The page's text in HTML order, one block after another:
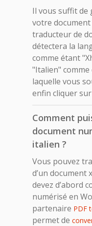
Il vous suffit de
votre
traducteur de
détectera la
comme étant
"Italien"
laquelle vous
enfin cliquer
Comment
document
italien ?
Vous pouvez
d’un document
devez d’abord
numérisé en
partenaire PDF
permet de